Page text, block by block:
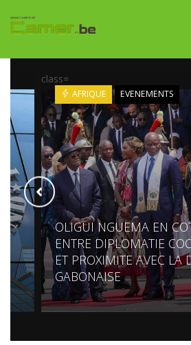
class=
AFRIQUE EVENEMENTS
OLIGUI NGUEMA EN
ENTRE DIPLOMATIE
ET PROXIMITE AVEC LA
GABONAISE